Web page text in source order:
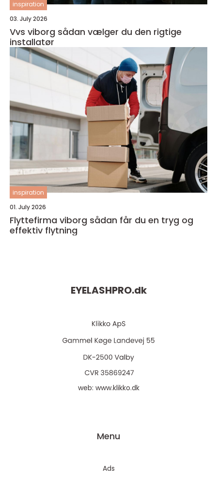
inspiration
03. July 2026
Vvs viborg sådan vælger du den rigtige
installatør
inspiration
01. July 2026
Flyttefirma viborg sådan får du en tryg og
effektiv flytning
EYELASHPRO.dk
web: www.klikko.dk
Menu
Ads